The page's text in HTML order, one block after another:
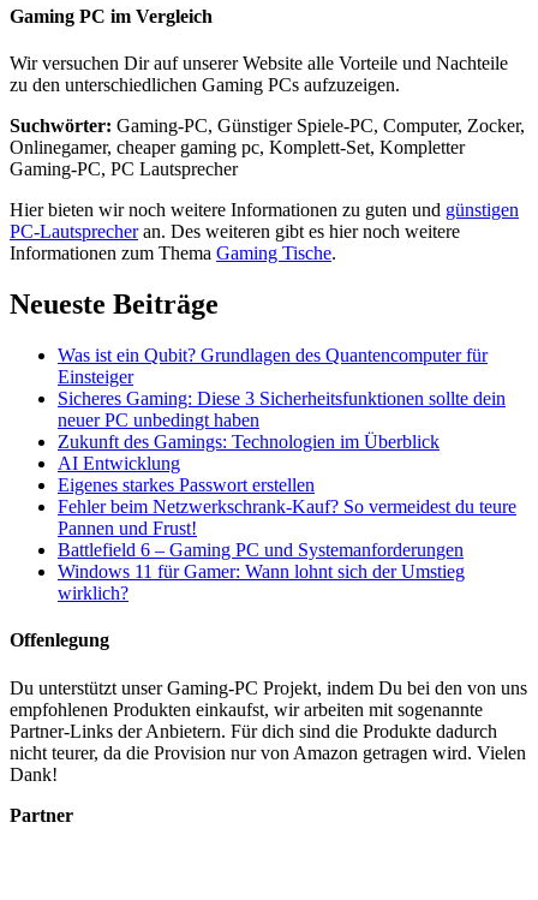
Gaming PC im Vergleich
Wir versuchen Dir auf unserer Website alle Vorteile und Nachteile
zu den unterschiedlichen Gaming PCs aufzuzeigen.
Suchwörter: Gaming-PC, Günstiger Spiele-PC, Computer, Zocker,
Onlinegamer, cheaper gaming pc, Komplett-Set, Kompletter
Gaming-PC, PC Lautsprecher
Hier bieten wir noch weitere Informationen zu guten und günstigen
PC-Lautsprecheran. Des weiteren gibt es hier noch weitere
Informationen zum Thema Gaming Tische.
Neueste Beiträge
Was ist ein Qubit? Grundlagen des Quantencomputer für
Einsteiger
Sicheres Gaming: Diese 3 Sicherheitsfunktionen sollte dein
neuer PC unbedingt haben
Zukunft des Gamings: Technologien im Überblick
AI Entwicklung
Eigenes starkes Passwort erstellen
Fehler beim Netzwerkschrank-Kauf? So vermeidest du teure
Pannen und Frust!
Battlefield 6 – Gaming PC und Systemanforderungen
Windows 11 für Gamer: Wann lohnt sich der Umstieg
wirklich?
Offenlegung
Du unterstützt unser Gaming-PC Projekt, indem Du bei den von uns
empfohlenen Produkten einkaufst, wir arbeiten mit sogenannte
Partner-Links der Anbietern. Für dich sind die Produkte dadurch
nicht teurer, da die Provision nur von Amazon getragen wird. Vielen
Dank!
Partner